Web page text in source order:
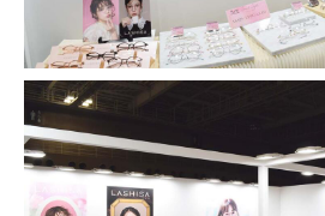
商品センター
TEL： 0776-
0776-87-